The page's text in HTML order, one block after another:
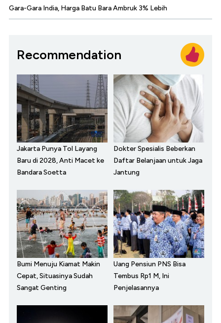
Gara-Gara India, Harga Batu Bara Ambruk 3% Lebih
Recommendation
Jakarta Punya Tol Layang
Baru di 2028, Anti Macet ke
Bandara Soetta
Dokter Spesialis Beberkan
Daftar Belanjaan untuk Jaga
Jantung
Bumi Menuju Kiamat Makin
Cepat, Situasinya Sudah
Sangat Genting
Uang Pensiun PNS Bisa
Tembus Rp1 M, Ini
Penjelasannya